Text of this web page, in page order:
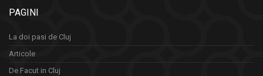
PAGINI
La doi pasi de Cluj
Articole
De Facut in Cluj